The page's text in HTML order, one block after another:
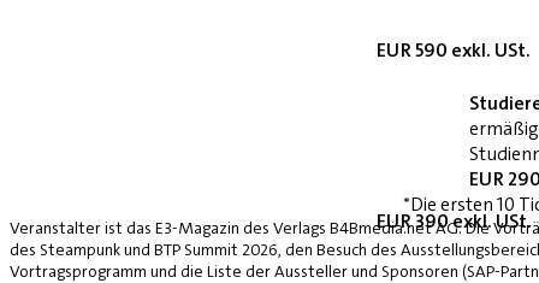
EUR 590 exkl. USt.
EUR 390 exkl. USt.
EUR
*Die ersten 10
Veranstalter ist das E3-Magazin des Verlags B4Bmedia.net AG. Die
des Steampunk und BTP Summit 2026, den Besuch des
Vortragsprogramm und die Liste der Aussteller und Sponsoren (SAP-